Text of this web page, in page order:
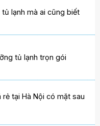
lạnh mà ai cũng biết
tủ lạnh trọn gói
tại Hà Nội có mặt sau